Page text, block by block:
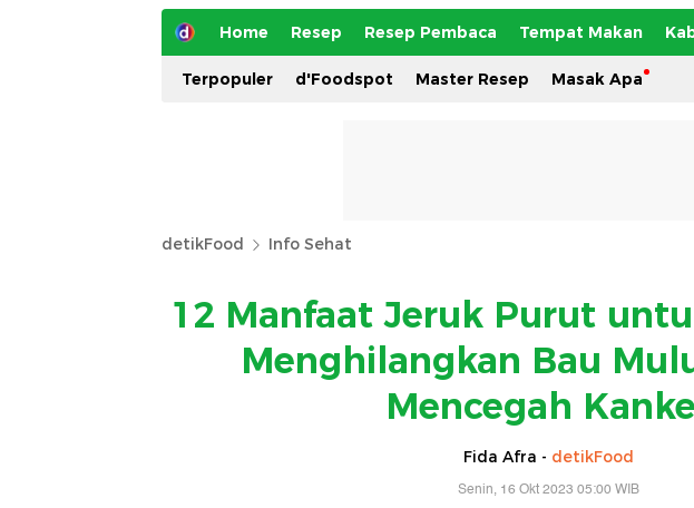
Home Resep Resep Pembaca Tempat Makan
Terpopuler d'Foodspot Master Resep Masak Apa
detikFood Info Sehat
12 Manfaat Jeruk Purut
Menghilangkan Bau
Mencegah
Fida Afra - detikFood
Senin, 16 Okt 2023 05:00 WIB